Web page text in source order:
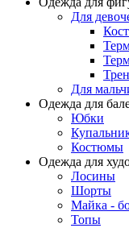
Для
Для
Одежда для
Юбки
Костюмы
Одежда для
Лосины
Шорты
Майка -
Топы